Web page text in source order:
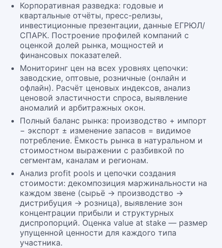
Корпоративная разведка: годовые и
квартальные отчёты, пресс-релизы,
инвестиционные презентации, данные ЕГРЮЛ/
СПАРК. Построение профилей компаний с
оценкой долей рынка, мощностей и
финансовых показателей.
Мониторинг цен на всех уровнях цепочки:
заводские, оптовые, розничные (онлайн и
офлайн). Расчёт ценовых индексов, анализ
ценовой эластичности спроса, выявление
аномалий и арбитражных окон.
Полный баланс рынка: производство + импорт
− экспорт ± изменение запасов = видимое
потребление. Ёмкость рынка в натуральном и
стоимостном выражении с разбивкой по
сегментам, каналам и регионам.
Анализ profit pools и цепочки создания
стоимости: декомпозиция маржинальности на
каждом звене (сырьё → производство →
дистрибуция → розница), выявление зон
концентрации прибыли и структурных
диспропорций. Оценка value at stake — размер
упущенной ценности для каждого типа
участника.